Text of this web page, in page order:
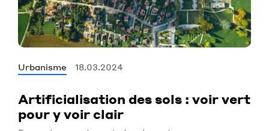
Urbanisme 18.03.2024
Artificialisation des sols : voir vert
pour y voir clair